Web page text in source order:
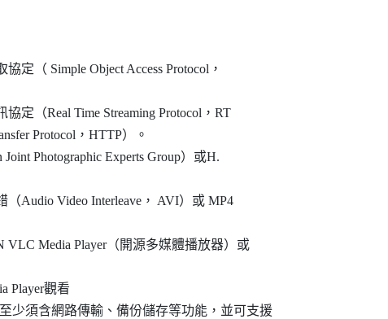
（ Simple Object Access Protocol，
定（Real Time Streaming Protocol，RT
Protocol，HTTP）。
Photographic Experts Group）或H.
Audio Video Interleave， AVI）或 MP4
VLC Media Player（開源多媒體播放器）或
Player觀看
少須含網路傳輸、備份儲存等功能，並可支援